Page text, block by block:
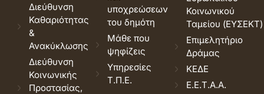
Διεύθυνση
Καθαριότητας
&
Ανακύκλωσης
Διεύθυνση
Κοινωνικής
Προστασίας,
υποχρεώσεων
του δημότη
Μάθε που
ψηφίζεις
Υπηρεσίες
Τ.Π.Ε.
Κοινωνικού
Ταμείου (ΕΥΣΕΚΤ)
Επιμελητήριο
Δράμας
ΚΕΔΕ
Ε.Ε.Τ.Α.Α.